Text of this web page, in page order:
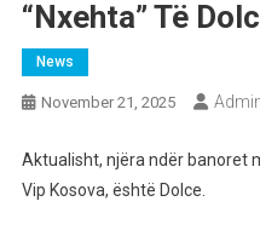
“nxehta” Të
News
November 21, 2025
Aktualisht, njëra ndër banoret
Vip Kosova, është Dolce.